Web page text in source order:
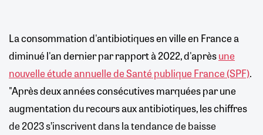
La consommation d'antibiotiques en ville en France a
diminué l'an dernier par rapport à 2022, d'aprèsune
nouvelle étude annuelle de Santé publique France (SPF).
"Après deux années consécutives marquées par une
augmentation du recours aux antibiotiques, les chiffres
de 2023 s’inscrivent dans la tendance de baisse